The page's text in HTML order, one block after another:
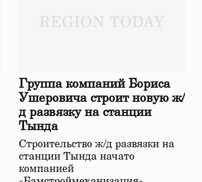
Группа компаний Бориса
Ушеровича строит новую ж/
д развязку на станции
Тында
Строительство ж/д развязки на
станции Тында начато
компанией